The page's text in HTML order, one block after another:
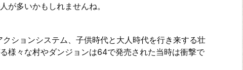
が多いかもしれませんね。
ションシステム、子供時代と大人時代を行き来する壮
様々な村やダンジョンは64で発売された当時は衝撃で